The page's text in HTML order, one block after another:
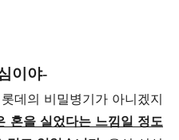
이야-
데의 비밀병기가 아니겠지
혼을 실었다는 느낌일 정도